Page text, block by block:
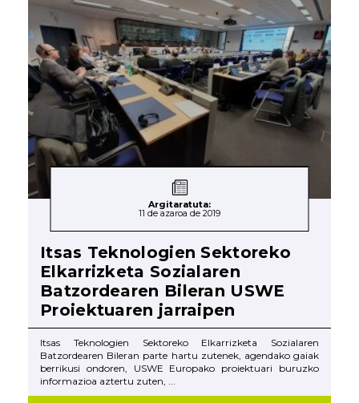
Argitaratuta:
11 de azaroa de 2019
Itsas Teknologien Sektoreko
Elkarrizketa Sozialaren
Batzordearen Bileran USWE
Proiektuaren jarraipen
Itsas Teknologien Sektoreko Elkarrizketa Sozialaren
Batzordearen Bileran parte hartu zutenek, agendako gaiak
berrikusi ondoren, USWE Europako proiektuari buruzko
informazioa aztertu zuten, ...